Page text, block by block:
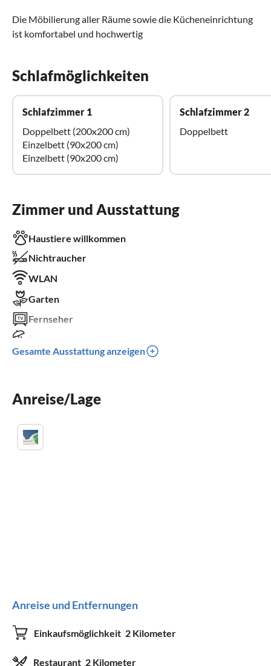
Die Möbilierung aller Räume sowie die Kücheneinrichtung
ist komfortabel und hochwertig
Schlafmöglichkeiten
Schlafzimmer 1
Doppelbett (200x200 cm)
Einzelbett (90x200 cm)
Einzelbett (90x200 cm)
Schlafzimmer 2
Doppelbett
Zimmer und Ausstattung
Haustiere willkommen
Nichtraucher
WLAN
Garten
Fernseher
Spülmaschine
Kamin
Gesamte Ausstattung anzeigen
Anreise/Lage
Anreise und Entfernungen
Einkaufsmöglichkeit 2 Kilometer
Restaurant 2 Kilometer